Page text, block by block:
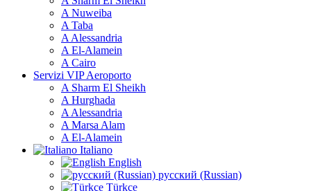
A Nuweiba
A Taba
A Alessandria
A El-Alamein
A Cairo
Servizi VIP Aeroporto
A Sharm El Sheikh
A Hurghada
A Alessandria
A Marsa Alam
A El-Alamein
Italiano
English
русский (Russian)
Türkçe